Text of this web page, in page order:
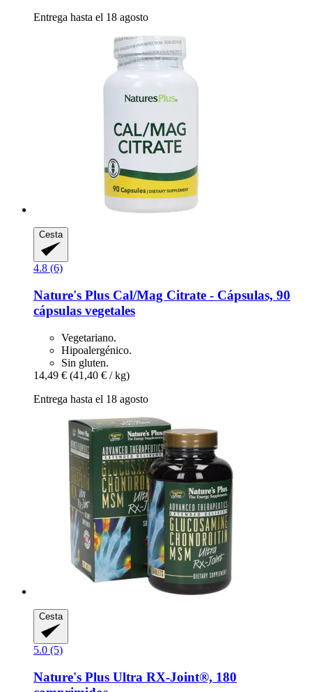
Entrega hasta el 18 agosto
Cesta
4.8 (6)
Nature's Plus Cal/Mag Citrate -​ Cápsulas, 90
cápsulas vegetales
Vegetariano.
Hipoalergénico.
Sin gluten.
14,49 € (41,40 € / kg)
Entrega hasta el 18 agosto
Cesta
5.0 (5)
Nature's Plus Ultra RX-​Joint®, 180